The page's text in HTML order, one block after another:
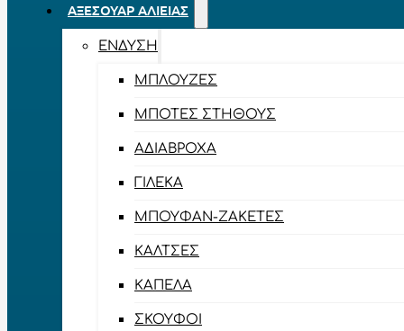
ΑΞΕΣΟΥΆΡ ΑΛΙΕΊΑΣ
ΈΝΔΥΣΗ
ΜΠΛΟΎΖΕΣ
ΜΠΌΤΕΣ ΣΤΉΘΟΥΣ
ΑΔΙΆΒΡΟΧΑ
ΓΙΛΈΚΑ
ΜΠΟΥΦΆΝ-ΖΑΚΈΤΕΣ
ΚΆΛΤΣΕΣ
ΚΑΠΈΛΑ
ΣΚΟΎΦΟΙ